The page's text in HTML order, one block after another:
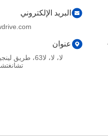
البريد الإلكتروني
عنوان
لا، لا، لا63،